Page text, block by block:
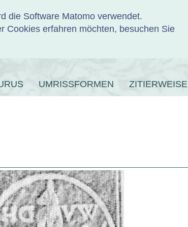
die Software Matomo verwendet.
Cookies erfahren möchten, besuchen Sie
UMRISSFORMEN ZITIERWEISE